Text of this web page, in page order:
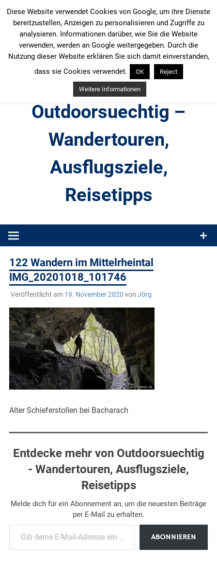
Inhalt
springen
Outdoorsuechtig –
Wandertouren,
Ausflugsziele,
Reisetipps
Produkttests und Buchrezensionen. Ein Blog für alle, die gern
122 Wandern im Mittelrheintal
IMG_20201018_101746
Veröffentlicht am 19. November 2020 von Jörg
Alter Schieferstollen bei Bacharach
Entdecke mehr von Outdoorsuechtig
- Wandertouren, Ausflugsziele,
Reisetipps
Melde dich für ein Abonnement an, um die neuesten Beiträge
per E-Mail zu erhalten.
Gib deine E-Mail-Adresse ein ...
ABONNIEREN
Diese Website verwendet Cookies von Google, um ihre Dienste
bereitzustellen, Anzeigen zu personalisieren und Zugriffe zu
analysieren. Informationen darüber, wie Sie die Website
verwenden, werden an Google weitergegeben. Durch die
Nutzung dieser Website erklären Sie sich damit einverstanden,
dass sie Cookies verwendet.
OK Reject
Weitere Informationen